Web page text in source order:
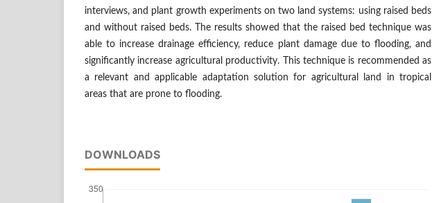
interviews, and plant growth experiments on two land systems: using raised beds
and without raised beds. The results showed that the raised bed technique was
able to increase drainage efficiency, reduce plant damage due to flooding, and
significantly increase agricultural productivity. This technique is recommended as
a relevant and applicable adaptation solution for agricultural land in tropical
areas that are prone to flooding.
DOWNLOADS